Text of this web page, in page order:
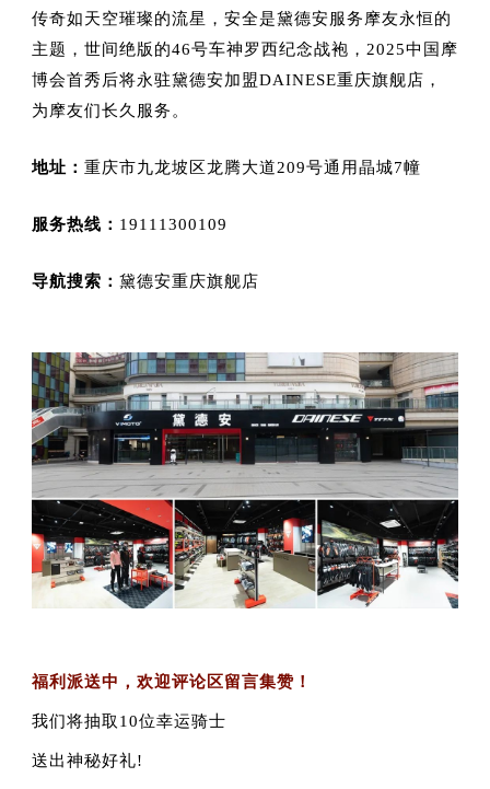
传奇如天空璀璨的流星，安全是黛德安服务摩友永恒的
主题，世间绝版的46号车神罗西纪念战袍，2025中国摩
博会首秀后将永驻黛德安加盟DAINESE重庆旗舰店，
为摩友们长久服务。
地址： 重庆市九龙坡区龙腾大道209号通用晶城7幢
服务热线： 19111300109
导航搜索： 黛德安重庆旗舰店
福利派送中，欢迎评论区留言集赞！
我们将抽取10位幸运骑士
送出神秘好礼!